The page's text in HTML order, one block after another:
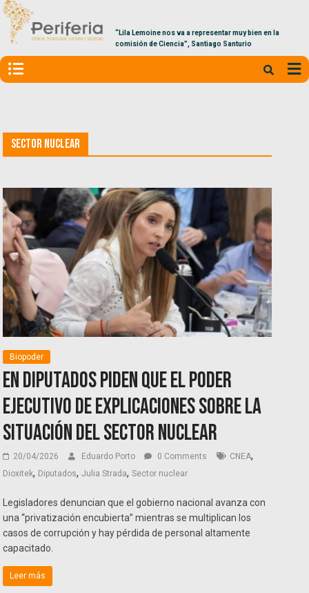
“Lila Lemoine nos va a representar muy bien en la
comisión de Ciencia”, Santiago Santurio
Sector nuclear
Biopoder
En Diputados piden que el Poder
Ejecutivo de explicaciones sobre la
situación del sector nuclear
20/04/2026 Eduardo Porto 0 Comments CNEA,
Dioxitek, Diputados,Julia Strada,Sector nuclear
Legisladores denuncian que el gobierno nacional avanza con
una “privatización encubierta” mientras se multiplican los
casos de corrupción y hay pérdida de personal altamente
capacitado.
Leer más